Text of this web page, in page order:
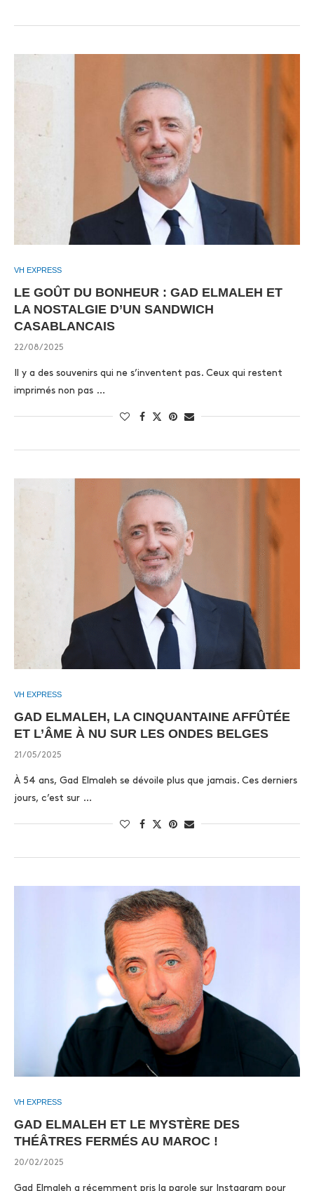
VH EXPRESS
LE GOÛT DU BONHEUR : GAD ELMALEH ET
LA NOSTALGIE D’UN SANDWICH
CASABLANCAIS
22/08/2025
Il y a des souvenirs qui ne s’inventent pas. Ceux qui restent
imprimés non pas …
VH EXPRESS
GAD ELMALEH, LA CINQUANTAINE AFFÛTÉE
ET L’ÂME À NU SUR LES ONDES BELGES
21/05/2025
À 54 ans, Gad Elmaleh se dévoile plus que jamais. Ces derniers
jours, c’est sur …
VH EXPRESS
GAD ELMALEH ET LE MYSTÈRE DES
THÉÂTRES FERMÉS AU MAROC !
20/02/2025
Gad Elmaleh a récemment pris la parole sur Instagram pour